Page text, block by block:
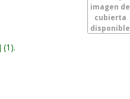
imagen de
cubierta
disponible
(1).